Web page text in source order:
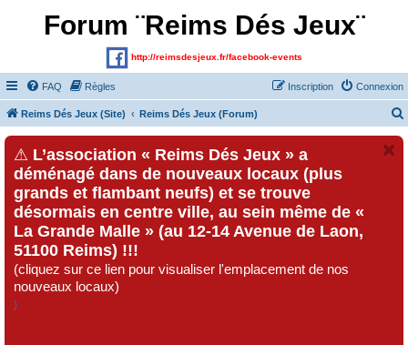
Forum ¨Reims Dés Jeux¨
http://reimsdesjeux.fr/facebook-events
FAQ Règles Connexion
Inscription
Reims Dés Jeux (Site) Reims Dés Jeux (Forum)
⚠ L’association « Reims Dés Jeux » a
déménagé dans de nouveaux locaux (plus
grands et flambant neufs) et se trouve
désormais en centre ville, au sein même de «
La Grande Malle » (au 12-14 Avenue de Laon,
51100 Reims) !!!
(cliquez sur ce lien pour visualiser l'emplacement de nos
nouveaux locaux)
)